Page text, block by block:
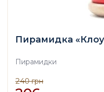
Пирамидка
Пирамидки
240грн